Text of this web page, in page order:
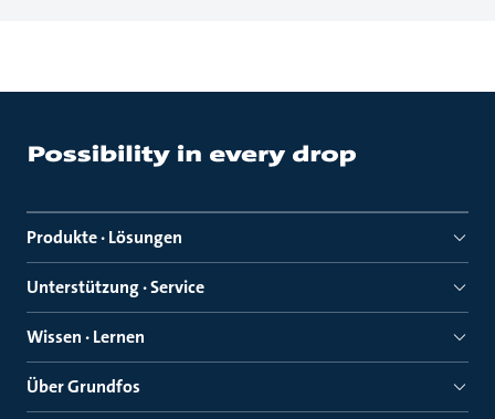
Produkte · Lösungen
Unterstützung · Service
Wissen · Lernen
Über Grundfos